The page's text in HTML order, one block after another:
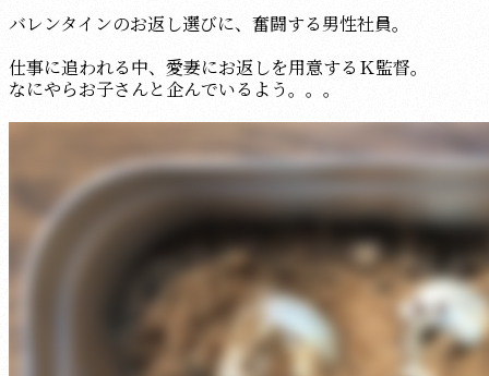
バレンタインのお返し選びに、奮闘する男性社員。
仕事に追われる中、愛妻にお返しを用意するＫ監督。
なにやらお子さんと企んでいるよう。。。